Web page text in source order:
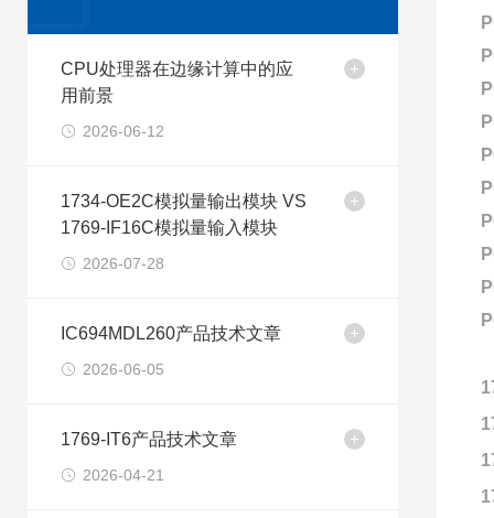
CPU处理器在边缘计算中的应
用前景
2026-06-12
1734-OE2C模拟量输出模块 VS
1769-IF16C模拟量输入模块
2026-07-28
IC694MDL260产品技术文章
2026-06-05
1769-IT6产品技术文章
2026-04-21